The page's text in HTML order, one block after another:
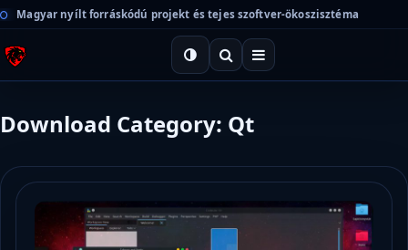
Magyar nyílt forráskódú projekt és tejes szoftver-ökoszisztéma
Download Category: Qt